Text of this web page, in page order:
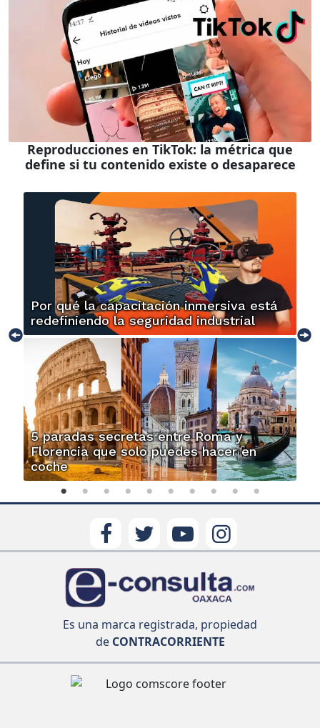
Reproducciones en TikTok: la métrica que
define si tu contenido existe o desaparece
Por qué la capacitación inmersiva está
redefiniendo la seguridad industrial
5 paradas secretas entre Roma y
Florencia que solo puedes hacer en
coche
Es una marca registrada, propiedad
deCONTRACORRIENTE